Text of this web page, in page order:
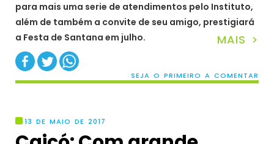
para mais uma serie de atendimentos pelo Instituto,
além de também a convite de seu amigo, prestigiará
a Festa de Santana em julho.
MAIS >
SEJA O PRIMEIRO A COMENTAR
13 DE MAIO DE 2017